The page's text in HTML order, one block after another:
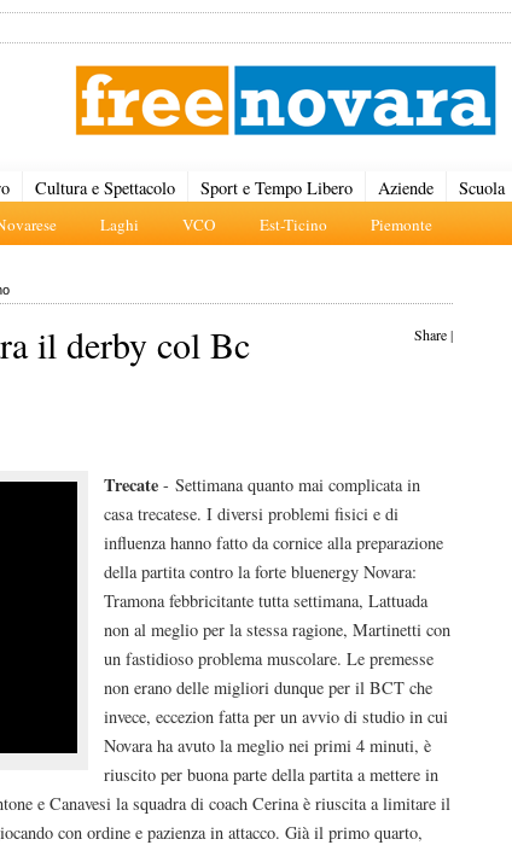
Laghi VCO Est-Ticino Piemonte
Cultura e Spettacolo Sport e Tempo Libero Aziende Scuola
Share|
il derby col Bc
Trecate - Settimana quanto mai complicata in
casa trecatese. I diversi problemi fisici e di
influenza hanno fatto da cornice alla preparazione
della partita contro la forte bluenergy Novara:
Tramona febbricitante tutta settimana, Lattuada
non al meglio per la stessa ragione, Martinetti con
un fastidioso problema muscolare. Le premesse
non erano delle migliori dunque per il BCT che
invece, eccezion fatta per un avvio di studio in cui
Novara ha avuto la meglio nei primi 4 minuti, è
riuscito per buona parte della partita a mettere in
e Canavesi la squadra di coach Cerina è riuscita a limitare il
con ordine e pazienza in attacco. Già il primo quarto,